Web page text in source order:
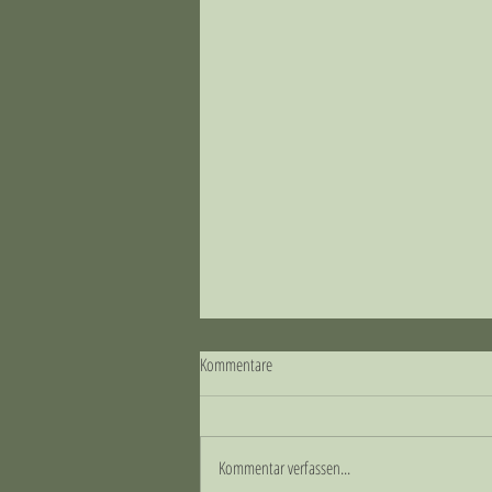
Der Sommer naht...
Kommentare
Kommentar verfassen...